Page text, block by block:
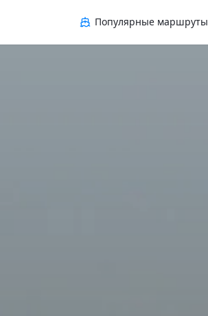
Популярные маршруты